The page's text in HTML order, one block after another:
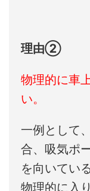
理由②
物理的に車
い。
一例として
合、吸気ポ
を向いてい
物理的に入